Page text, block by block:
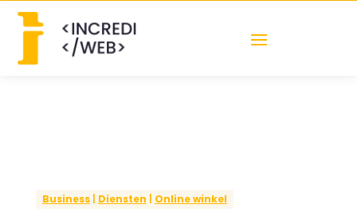
Business| Diensten Online winkel